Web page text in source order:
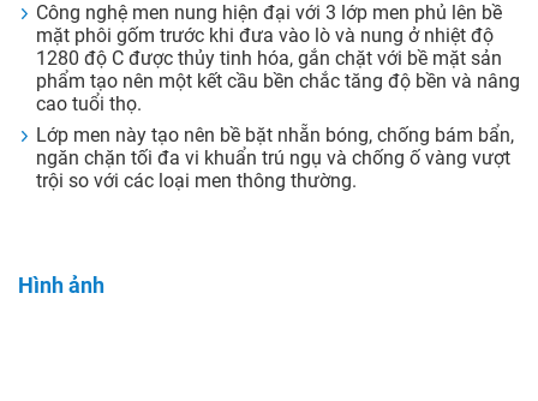
Công nghệ men nung hiện đại với 3 lớp men phủ lên bề
mặt phôi gốm trước khi đưa vào lò và nung ở nhiệt độ
1280 độ C được thủy tinh hóa, gắn chặt với bề mặt sản
phẩm tạo nên một kết cầu bền chắc tăng độ bền và nâng
cao tuổi thọ.
Lớp men này tạo nên bề bặt nhẵn bóng, chống bám bẩn,
ngăn chặn tối đa vi khuẩn trú ngụ và chống ố vàng vượt
trội so với các loại men thông thường.
Hình ảnh